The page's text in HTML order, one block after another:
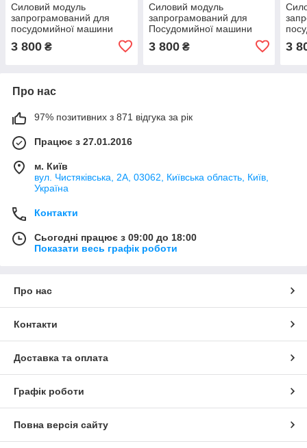
Силовий модуль
запрограмований для
посудомийної машини
3 800 ₴
Силовий модуль
запрограмований для
Посудомийної машини
3 800₴ 3
Про нас
97% позитивних з 871 відгука за рік
Працює з 27.01.2016
м. Київ
вул. Чистяківська, 2А, 03062, Київська область, Київ,
Україна
Контакти
Сьогодні працює з 09:00 до 18:00
Показати весь графік роботи
Про нас
Контакти
Доставка та оплата
Графік роботи
Повна версія сайту